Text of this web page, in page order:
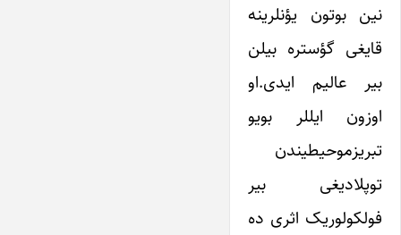
نین بوتون یؤنلرینه
قایغی گؤستره بیلن
بیر عالیم ایدی.او
اوزون ایللر بویو
تبریزموحیطیندن
توپلادیغی بیر
فولکولوریک اثری ده